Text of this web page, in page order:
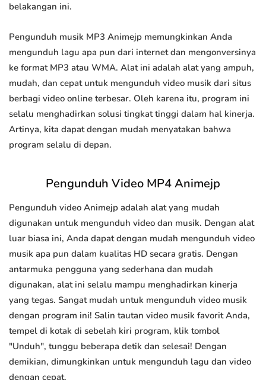
belakangan ini.
Pengunduh musik MP3 Animejp memungkinkan Anda
mengunduh lagu apa pun dari internet dan mengonversinya
ke format MP3 atau WMA. Alat ini adalah alat yang ampuh,
mudah, dan cepat untuk mengunduh video musik dari situs
berbagi video online terbesar. Oleh karena itu, program ini
selalu menghadirkan solusi tingkat tinggi dalam hal kinerja.
Artinya, kita dapat dengan mudah menyatakan bahwa
program selalu di depan.
Pengunduh Video MP4 Animejp
Pengunduh video Animejp adalah alat yang mudah
digunakan untuk mengunduh video dan musik. Dengan alat
luar biasa ini, Anda dapat dengan mudah mengunduh video
musik apa pun dalam kualitas HD secara gratis. Dengan
antarmuka pengguna yang sederhana dan mudah
digunakan, alat ini selalu mampu menghadirkan kinerja
yang tegas. Sangat mudah untuk mengunduh video musik
dengan program ini! Salin tautan video musik favorit Anda,
tempel di kotak di sebelah kiri program, klik tombol
"Unduh", tunggu beberapa detik dan selesai! Dengan
demikian, dimungkinkan untuk mengunduh lagu dan video
dengan cepat.